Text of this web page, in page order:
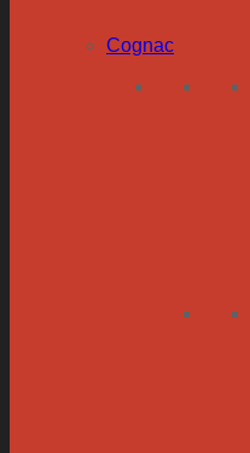
Cognac